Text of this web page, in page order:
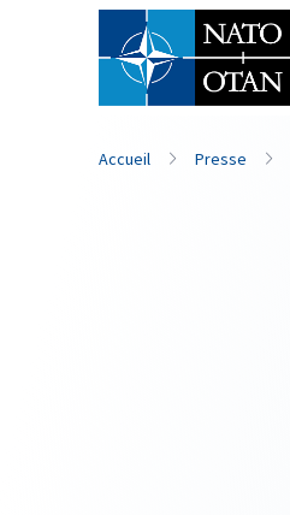
Nom de famille*
Accueil Presse